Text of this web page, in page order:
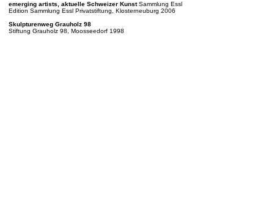
emerging artists, aktuelle Schweizer KunstSammlung Essl
Edition Sammlung Essl Privatstiftung, Klosterneuburg 2006
Skulpturenweg Grauholz 98
Stiftung Grauholz 98, Moosseedorf 1998